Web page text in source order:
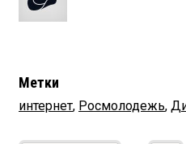
Метки
интернет, Росмолодежь,